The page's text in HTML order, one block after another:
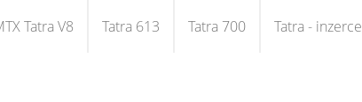
Tatra V8 Tatra 613 Tatra 700 Tatra - inzerce